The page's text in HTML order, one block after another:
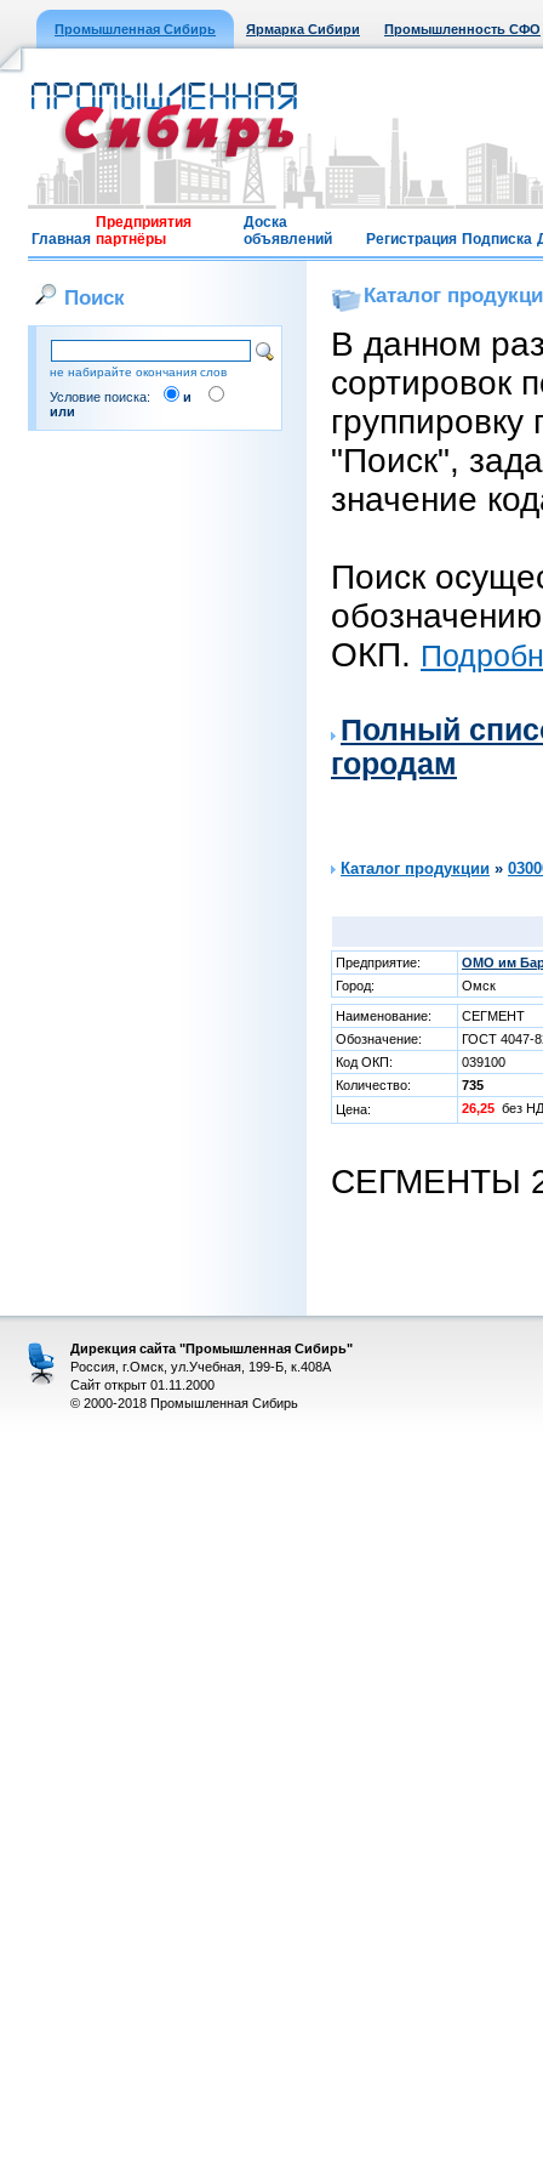
Промышленная Сибирь Ярмарка Сибири Промышленность СФО
Главная
Предприятия
партнёры
Доска
объявлений
Регистрация Подписка
Поиск
не набирайте окончания слов
Условие поиска:
и
или
Каталог
В данном
сортировок
"Поиск",
значение
Поиск
ОКП.
Полный
городам
Каталог продукции »
Предприятие:
ОМО им
Город:
Омск
Наименование:
СЕГМЕНТ
Обозначение:
ГОСТ 4047-
Код ОКП:
039100
Количество:
735
Цена:
26,25 без
СЕГМЕНТЫ
Дирекция сайта "Промышленная Сибирь"
Россия, г.Омск, ул.Учебная, 199-Б, к.408А
Сайт открыт 01.11.2000
© 2000-2018 Промышленная Сибирь